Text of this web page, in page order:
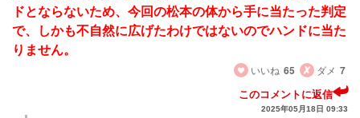
ドとならないため、今回の松本の体から手に当たった判定
で、しかも不自然に広げたわけではないのでハンドに当た
りません。
いいね 65 ダメ 7
このコメントに返信
2025年05月18日 09:33